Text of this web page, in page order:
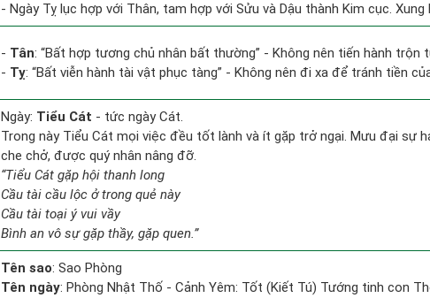
- Ngày Tỵ lục hợp với Thân, tam hợp với Sửu và Dậu thành Kim cục.
- Tân: “Bất hợp tương chủ nhân bất thường” - Không nên tiến hành trộn
- Tỵ: “Bất viễn hành tài vật phục tàng” - Không nên đi xa để tránh tiền
Ngày: Tiểu Cát - tức ngày Cát.
Trong này Tiểu Cát mọi việc đều tốt lành và ít gặp trở ngại. Mưu đại sự
che chở, được quý nhân nâng đỡ.
“Tiểu Cát gặp hội thanh long
Cầu tài cầu lộc ở trong quẻ này
Cầu tài toại ý vui vầy
Bình an vô sự gặp thầy, gặp quen.”
Tên sao: Sao Phòng
Tên ngày: Phòng Nhật Thố - Cảnh Yêm: Tốt (Kiết Tú) Tướng tinh con